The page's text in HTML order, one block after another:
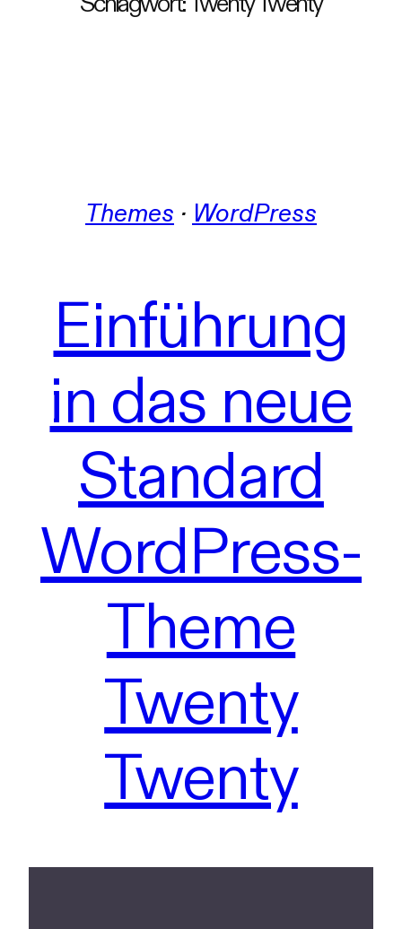
Themes · WordPress
Einführung
in das neue
Standard
WordPress-
Theme
Twenty
Twenty